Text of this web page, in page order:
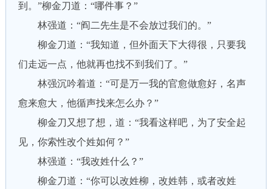
到。”柳金刀道：“哪件事？”
林强道：“阎二先生是不会放过我们的。”
柳金刀道：“我知道，但外面天下大得很，只要我
们走远一点，他就再也找不到我们了。”
林强沉吟着道：“可是万一我的官愈做愈好，名声
愈来愈大，他循声找来怎么办？”
柳金刀又想了想，道：“我看这样吧，为了安全起
见，你索性改个姓如何？”
林强道：“我改姓什么？”
柳金刀道：“你可以改姓柳，改姓韩，或者改姓